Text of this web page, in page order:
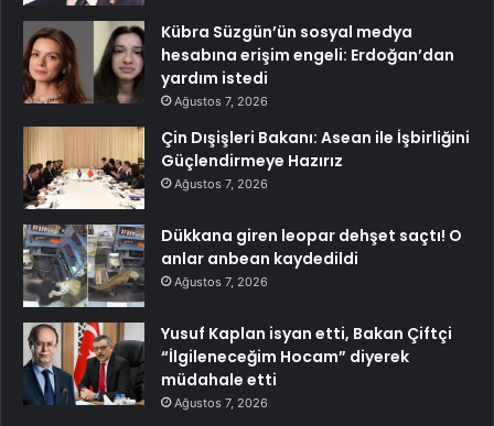
Kübra Süzgün’ün sosyal medya
hesabına erişim engeli: Erdoğan’dan
yardım istedi
Ağustos 7, 2026
Çin Dışişleri Bakanı: Asean ile İşbirliğini
Güçlendirmeye Hazırız
Ağustos 7, 2026
Dükkana giren leopar dehşet saçtı! O
anlar anbean kaydedildi
Ağustos 7, 2026
Yusuf Kaplan isyan etti, Bakan Çiftçi
“İlgileneceğim Hocam” diyerek
müdahale etti
Ağustos 7, 2026